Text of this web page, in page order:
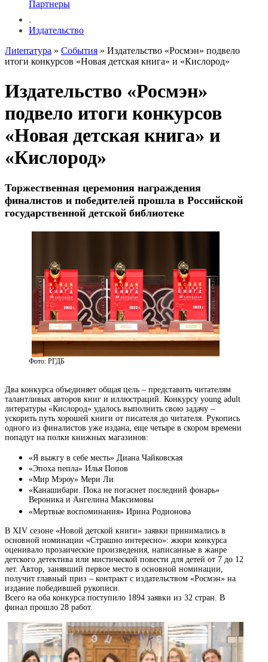
Партнеры
.
Издательство
Лиterraтура » События » Издательство «Росмэн» подвело
итоги конкурсов «Новая детская книга» и «Кислород»
Издательство «Росмэн»
подвело итоги конкурсов
«Новая детская книга» и
«Кислород»
Торжественная церемония награждения
финалистов и победителей прошла в Российской
государственной детской библиотеке
Фото: РГДБ
Два конкурса объединяет общая цель – представить читателям
талантливых авторов книг и иллюстраций. Конкурсу young adult
литературы «Кислород» удалось выполнить свою задачу –
ускорить путь хорошей книги от писателя до читателя. Рукопись
одного из финалистов уже издана, еще четыре в скором времени
попадут на полки книжных магазинов:
«Я выжгу в себе месть» Диана Чайковская
«Эпоха пепла» Илья Попов
«Мир Мэроу» Мери Ли
«Канашибари. Пока не погаснет последний фонарь»
Вероника и Ангелина Максимовы
«Мертвые воспоминания» Ирина Родионова
В XIV сезоне «Новой детской книги» заявки принимались в
основной номинации «Страшно интересно»: жюри конкурса
оценивало прозаические произведения, написанные в жанре
детского детектива или мистической повести для детей от 7 до 12
лет. Автор, занявший первое место в основной номинации,
получит главный приз – контракт с издательством «Росмэн» на
издание победившей рукописи.
Всего на оба конкурса поступило 1894 заявки из 32 стран. В
финал прошло 28 работ.